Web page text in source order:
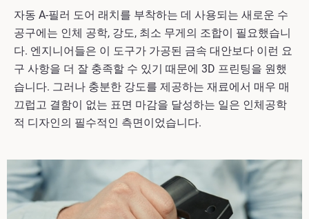
자동 A-필러 도어 래치를 부착하는 데 사용되는 새로운 수
공구에는 인체 공학, 강도, 최소 무게의 조합이 필요했습니
다. 엔지니어들은 이 도구가 가공된 금속 대안보다 이런 요
구 사항을 더 잘 충족할 수 있기 때문에 3D 프린팅을 원했
습니다. 그러나 충분한 강도를 제공하는 재료에서 매우 매
끄럽고 결함이 없는 표면 마감을 달성하는 일은 인체공학
적 디자인의 필수적인 측면이었습니다.